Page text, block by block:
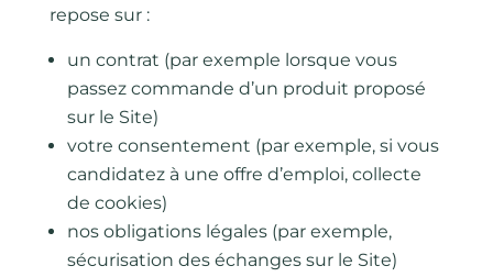
repose sur :
un contrat (par exemple lorsque vous
passez commande d’un produit proposé
sur le Site)
votre consentement (par exemple, si vous
candidatez à une offre d’emploi, collecte
de cookies)
nos obligations légales (par exemple,
sécurisation des échanges sur le Site)